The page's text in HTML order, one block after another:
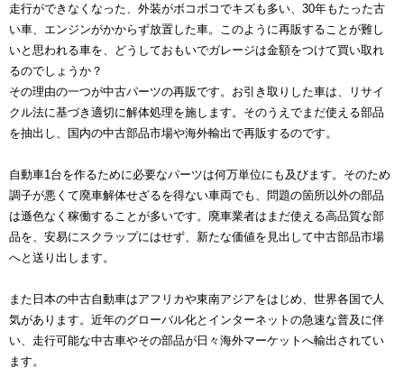
走行ができなくなった、外装がボコボコでキズも多い、30年もたった古
い車、エンジンがかからず放置した車。このように再販することが難し
いと思われる車を、どうしておもいでガレージは金額をつけて買い取れ
るのでしょうか？
その理由の一つが中古パーツの再販です。お引き取りした車は、リサイ
クル法に基づき適切に解体処理を施します。そのうえでまだ使える部品
を抽出し、国内の中古部品市場や海外輸出で再販するのです。
自動車1台を作るために必要なパーツは何万単位にも及びます。そのため
調子が悪くて廃車解体せざるを得ない車両でも、問題の箇所以外の部品
は遜色なく稼働することが多いです。廃車業者はまだ使える高品質な部
品を、安易にスクラップにはせず、新たな価値を見出して中古部品市場
へと送り出します。
また日本の中古自動車はアフリカや東南アジアをはじめ、世界各国で人
気があります。近年のグローバル化とインターネットの急速な普及に伴
い、走行可能な中古車やその部品が日々海外マーケットへ輸出されてい
ます。